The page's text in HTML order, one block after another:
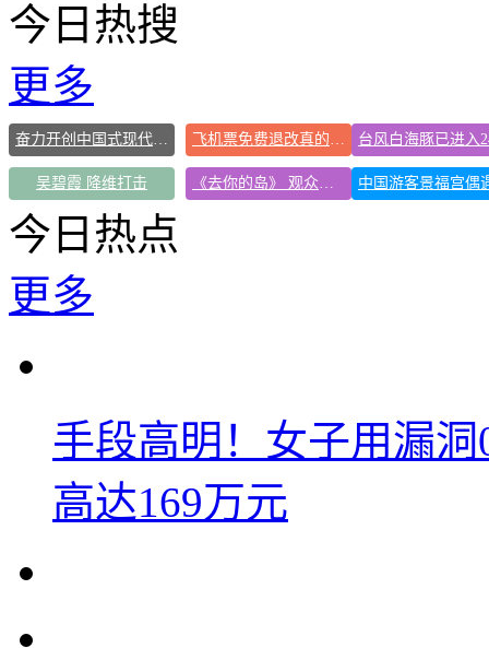
今日热搜
更多
奋力开创中国式现代化建设新局面 飞机票免费退改真的来了
吴碧霞 降维打击 《去你的岛》 观众哭崩
今日热点
更多
手段高明！女子用漏
高达169万元